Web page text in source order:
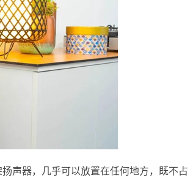
声器，几乎可以放置在任何地方，既不占